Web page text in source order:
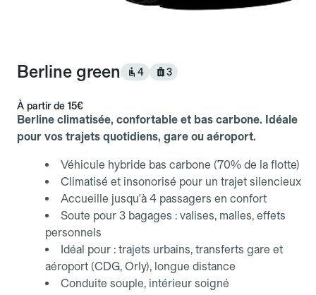
Berline green 4 3
À partir de 15€
Berline climatisée, confortable et bas carbone. Idéale
pour vos trajets quotidiens, gare ou aéroport.
Véhicule hybride bas carbone (70% de la flotte)
Climatisé et insonorisé pour un trajet silencieux
Accueille jusqu'à 4 passagers en confort
Soute pour 3 bagages : valises, malles, effets
personnels
Idéal pour : trajets urbains, transferts gare et
aéroport (CDG, Orly), longue distance
Conduite souple, intérieur soigné